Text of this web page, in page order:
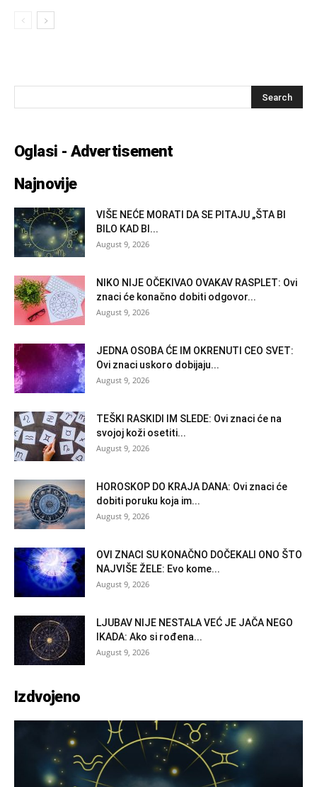
Oglasi - Advertisement
Najnovije
VIŠE NEĆE MORATI DA SE PITAJU „ŠTA BI
BILO KAD BI...
August 9, 2026
NIKO NIJE OČEKIVAO OVAKAV RASPLET: Ovi
znaci će konačno dobiti odgovor...
August 9, 2026
JEDNA OSOBA ĆE IM OKRENUTI CEO SVET:
Ovi znaci uskoro dobijaju...
August 9, 2026
TEŠKI RASKIDI IM SLEDE: Ovi znaci će na
svojoj koži osetiti...
August 9, 2026
HOROSKOP DO KRAJA DANA: Ovi znaci će
dobiti poruku koja im...
August 9, 2026
OVI ZNACI SU KONAČNO DOČEKALI ONO ŠTO
NAJVIŠE ŽELE: Evo kome...
August 9, 2026
LJUBAV NIJE NESTALA VEĆ JE JAČA NEGO
IKADA: Ako si rođena...
August 9, 2026
Izdvojeno